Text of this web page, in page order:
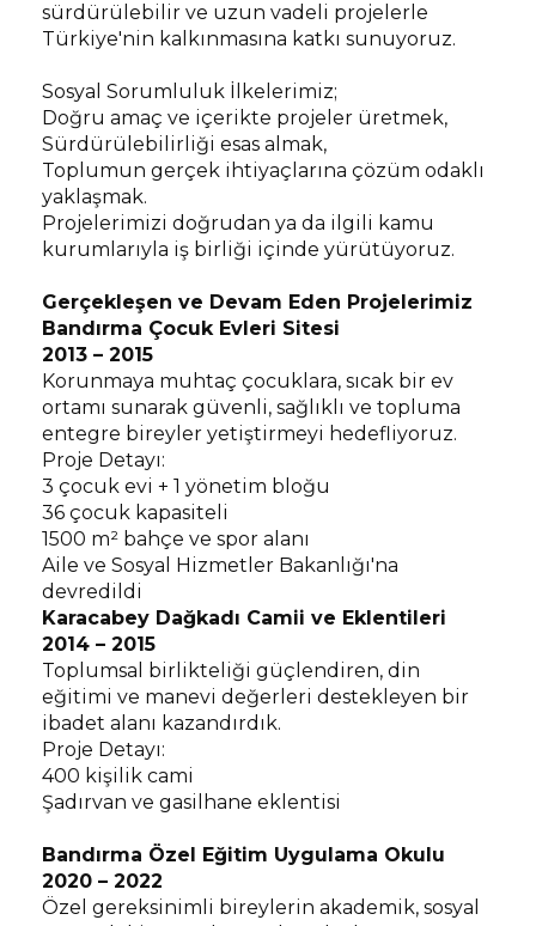
sürdürülebilir ve uzun vadeli projelerle
Türkiye'nin kalkınmasına katkı sunuyoruz.
Sosyal Sorumluluk İlkelerimiz;
Doğru amaç ve içerikte projeler üretmek,
Sürdürülebilirliği esas almak,
Toplumun gerçek ihtiyaçlarına çözüm odaklı
yaklaşmak.
Projelerimizi doğrudan ya da ilgili kamu
kurumlarıyla iş birliği içinde yürütüyoruz.
Gerçekleşen ve Devam Eden Projelerimiz
Bandırma Çocuk Evleri Sitesi
2013 – 2015
Korunmaya muhtaç çocuklara, sıcak bir ev
ortamı sunarak güvenli, sağlıklı ve topluma
entegre bireyler yetiştirmeyi hedefliyoruz.
Proje Detayı:
3 çocuk evi + 1 yönetim bloğu
36 çocuk kapasiteli
1500 m² bahçe ve spor alanı
Aile ve Sosyal Hizmetler Bakanlığı'na
devredildi
Karacabey Dağkadı Camii ve Eklentileri
2014 – 2015
Toplumsal birlikteliği güçlendiren, din
eğitimi ve manevi değerleri destekleyen bir
ibadet alanı kazandırdık.
Proje Detayı:
400 kişilik cami
Şadırvan ve gasilhane eklentisi
Bandırma Özel Eğitim Uygulama Okulu
2020 – 2022
Özel gereksinimli bireylerin akademik, sosyal